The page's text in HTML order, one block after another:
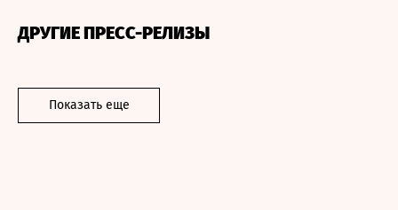
ДРУГИЕ ПРЕСС-РЕЛИЗЫ
Показать еще